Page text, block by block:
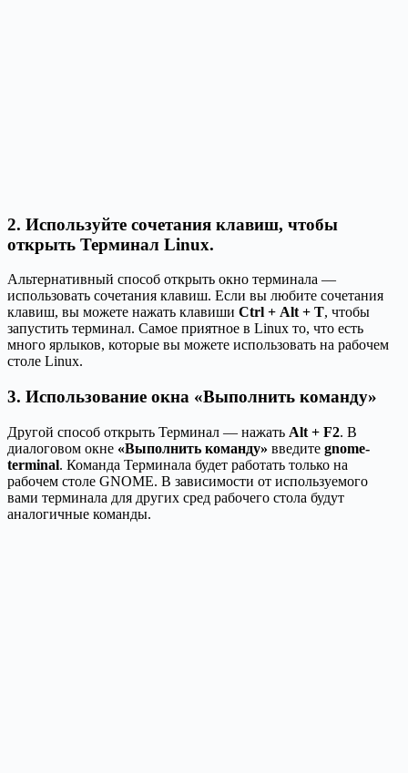
2. Используйте сочетания клавиш, чтобы
открыть Терминал Linux.
Альтернативный способ открыть окно терминала —
использовать сочетания клавиш. Если вы любите сочетания
клавиш, вы можете нажать клавиши Ctrl + Alt + T, чтобы
запустить терминал. Самое приятное в Linux то, что есть
много ярлыков, которые вы можете использовать на рабочем
столе Linux.
3. Использование окна «Выполнить команду»
Другой способ открыть Терминал — нажать Alt + F2. В
диалоговом окне «Выполнить команду» введите gnome-
terminal. Команда Терминала будет работать только на
рабочем столе GNOME. В зависимости от используемого
вами терминала для других сред рабочего стола будут
аналогичные команды.